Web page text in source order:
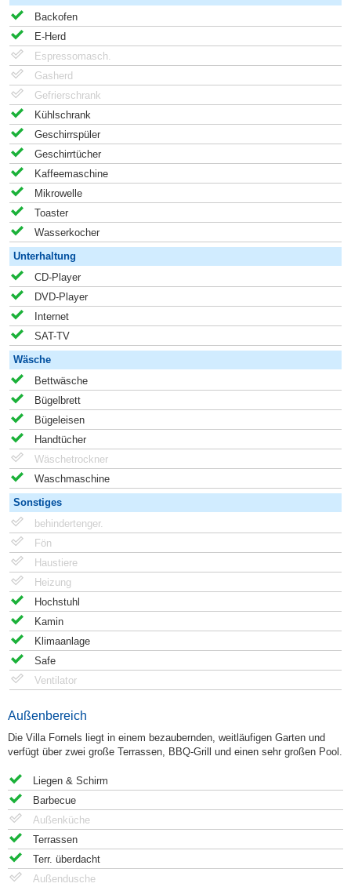
Backofen
E-Herd
Espressomasch.
Gasherd
Gefrierschrank
Kühlschrank
Geschirrspüler
Geschirrtücher
Kaffeemaschine
Mikrowelle
Toaster
Wasserkocher
Unterhaltung
CD-Player
DVD-Player
Internet
SAT-TV
Wäsche
Bettwäsche
Bügelbrett
Bügeleisen
Handtücher
Wäschetrockner
Waschmaschine
Sonstiges
behindertenger.
Fön
Haustiere
Heizung
Hochstuhl
Kamin
Klimaanlage
Safe
Ventilator
Außenbereich
Die Villa Fornels liegt in einem bezaubernden, weitläufigen Garten und
verfügt über zwei große Terrassen, BBQ-Grill und einen sehr großen Pool.
Liegen & Schirm
Barbecue
Außenküche
Terrassen
Terr. überdacht
Außendusche